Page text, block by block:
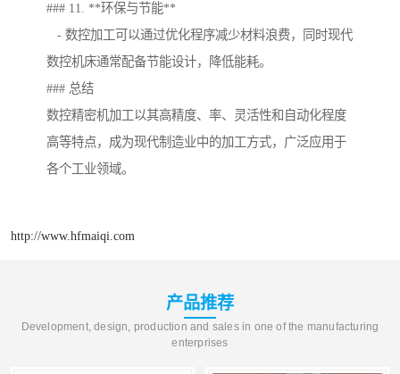
### 11. **环保与节能**
- 数控加工可以通过优化程序减少材料浪费，同时现代
数控机床通常配备节能设计，降低能耗。
### 总结
数控精密机加工以其高精度、率、灵活性和自动化程度
高等特点，成为现代制造业中的加工方式，广泛应用于
各个工业领域。
http://www.hfmaiqi.com
产品推荐
Development, design, production and sales in one of the manufacturing
enterprises